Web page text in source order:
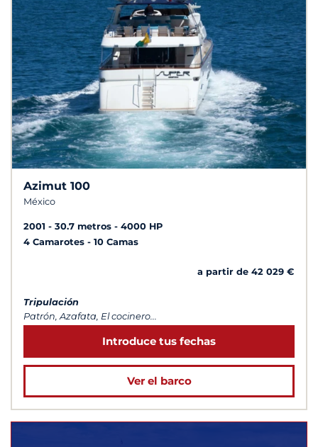
Azimut 100
México
2001 30.7 metros
4000 HP
4 Camarotes
10 Camas
a partir de 42 029 €
Tripulación
Patrón, Azafata, El cocinero...
Introduce tus fechas
Ver el barco